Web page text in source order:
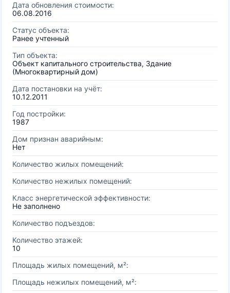
Дата обновления стоимости:
06.08.2016
Статус объекта:
Ранее учтенный
Тип объекта:
Объект капитального строительства, Здание
(Многоквартирный дом)
Дата постановки на учёт:
10.12.2011
Год постройки:
1987
Дом признан аварийным:
Нет
Количество жилых помещений:
Количество нежилых помещений:
Класс энергетической эффективности:
Не заполнено
Количество подъездов:
Количество этажей:
10
Площадь жилых помещений, м²:
Площадь нежилых помещений, м²: